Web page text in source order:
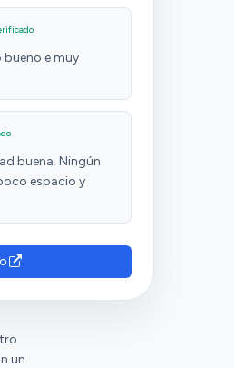
e muy
buena. Ningún
espacio y
un